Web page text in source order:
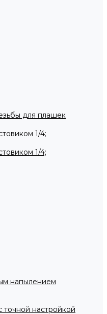
для плашек
1/4;
1/4;
напылением
настройкой